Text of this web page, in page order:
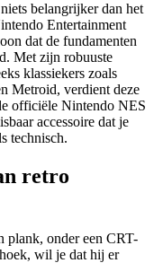
belangrijker dan het
Entertainment
dat de fundamenten
Met zijn robuuste
klassiekers zoals
Metroid, verdient deze
officiële Nintendo NES
accessoire dat je
technisch.
retro
plank, onder een CRT-
wil je dat hij er